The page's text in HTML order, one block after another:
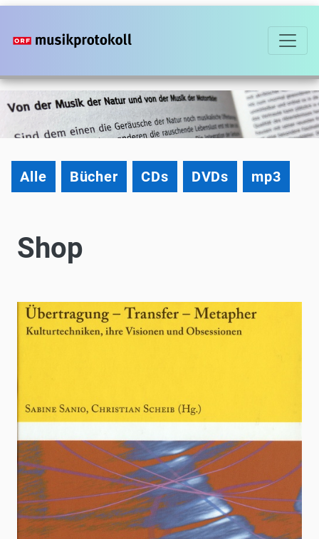
Direkt
zum
Alle
Bücher CDs DVDs mp3
Shop